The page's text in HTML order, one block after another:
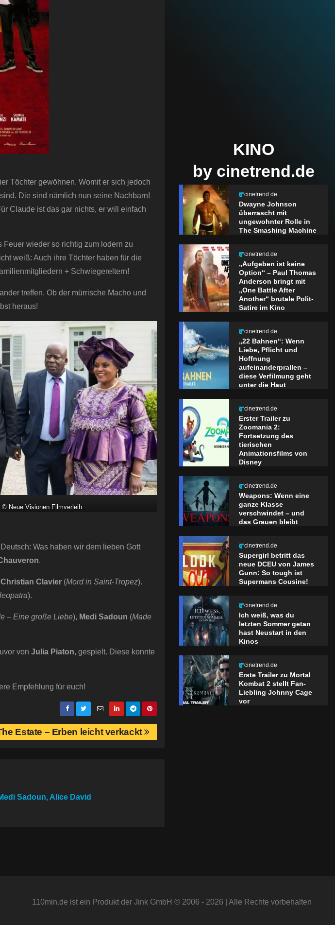
Töchter gewöhnen. Womit er sich jedoch
Die sind nämlich nun seine Nachbarn!
Claude ist das gar nichts, er will einfach
Feuer wieder so richtig zum lodern zu
weiß: Auch ihre Töchter haben für die
+ Schwiegereltern!
treffen. Ob der mürrische Macho und
heraus!
© Neue Visionen Filmverleih
Was haben wir dem lieben Gott
.
Christian Clavier (Mord in Saint-Tropez).
).
– Eine große Liebe), Medi Sadoun (Made
von Julia Piaton, gespielt. Diese konnte
Empfehlung für euch!
Estate – Erben leicht verkackt
Sadoun, Alice David
KINO
by cinetrend.de
cinetrend.de
Dwayne Johnson
überrascht mit
ungewohnter Rolle in
The Smashing Machine
cinetrend.de
„Aufgeben ist keine
Option“ – Paul Thomas
Anderson bringt mit
„One Battle After
Another“ brutale Polit-
Satire im Kino
cinetrend.de
„22 Bahnen“: Wenn
Liebe, Pflicht und
Hoffnung
aufeinanderprallen –
diese Verfilmung geht
unter die Haut
cinetrend.de
Erster Trailer zu
Zoomania 2:
Fortsetzung des
tierischen
Animationsfilms von
Disney
cinetrend.de
Weapons: Wenn eine
ganze Klasse
verschwindet – und
das Grauen bleibt
cinetrend.de
Supergirl betritt das
neue DCEU von James
Gunn: So tough ist
Supermans Cousine!
cinetrend.de
Ich weiß, was du
letzten Sommer getan
hast Neustart in den
Kinos
cinetrend.de
Erste Trailer zu Mortal
Kombat 2 stellt Fan-
Liebling Johnny Cage
vor
110min.de ist ein Produkt der Jink GmbH © 2006 - 2026 | Alle Rechte vorbehalten